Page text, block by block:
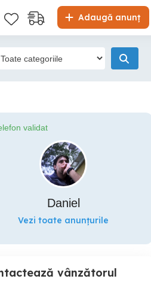
Adaugă anunț
validat
Daniel
Vezi toate anunțurile
vânzătorul